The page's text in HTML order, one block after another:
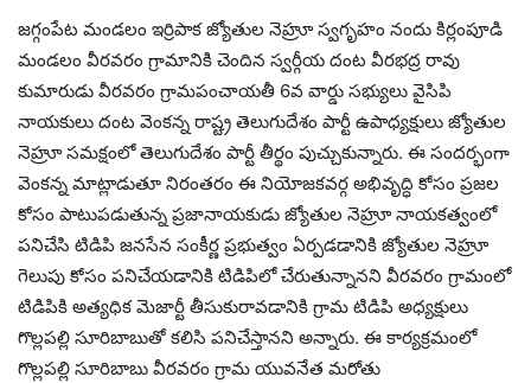
జగ్గంపేట మండలం ఇర్రిపాక జ్యోతుల నెహ్రూ స్వగృహం నందు కిర్లంపూడి
మండలం వీరవరం గ్రామానికి చెందిన స్వర్గీయ దంట వీరభద్ర రావు
కుమారుడు వీరవరం గ్రామపంచాయతీ 6వ వార్డు సభ్యులు వైసిపి
నాయకులు దంట వెంకన్న రాష్ట్ర తెలుగుదేశం పార్టీ ఉపాధ్యక్షులు జ్యోతుల
నెహ్రూ సమక్షంలో తెలుగుదేశం పార్టీ తీర్థం పుచ్చుకున్నారు. ఈ సందర్భంగా
వెంకన్న మాట్లాడుతూ నిరంతరం ఈ నియోజకవర్గ అభివృద్ధి కోసం ప్రజల
కోసం పాటుపడుతున్న ప్రజానాయకుడు జ్యోతుల నెహ్రూ నాయకత్వంలో
పనిచేసి టిడిపి జనసేన సంకీర్ణ ప్రభుత్వం ఏర్పడడానికి జ్యోతుల నెహ్రూ
గెలుపు కోసం పనిచేయడానికి టిడిపిలో చేరుతున్నానని వీరవరం గ్రామంలో
టిడిపికి అత్యధిక మెజార్టీ తీసుకురావడానికి గ్రామ టిడిపి అధ్యక్షులు
గొల్లపల్లి సూరిబాబుతో కలిసి పనిచేస్తానని అన్నారు. ఈ కార్యక్రమంలో
గొల్లపల్లి సూరిబాబు వీరవరం గ్రామ యువనేత మరోతు